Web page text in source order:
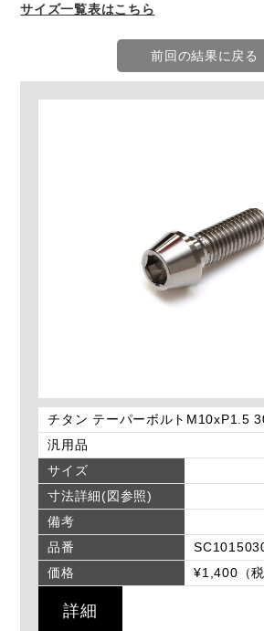
サイズ一覧表はこちら
前回の結果に戻る
チタン テーパーボルトM10xP1.5
汎用品
サイズ
寸法詳細(図参照)
備考
品番
価格
¥1,400（
詳細